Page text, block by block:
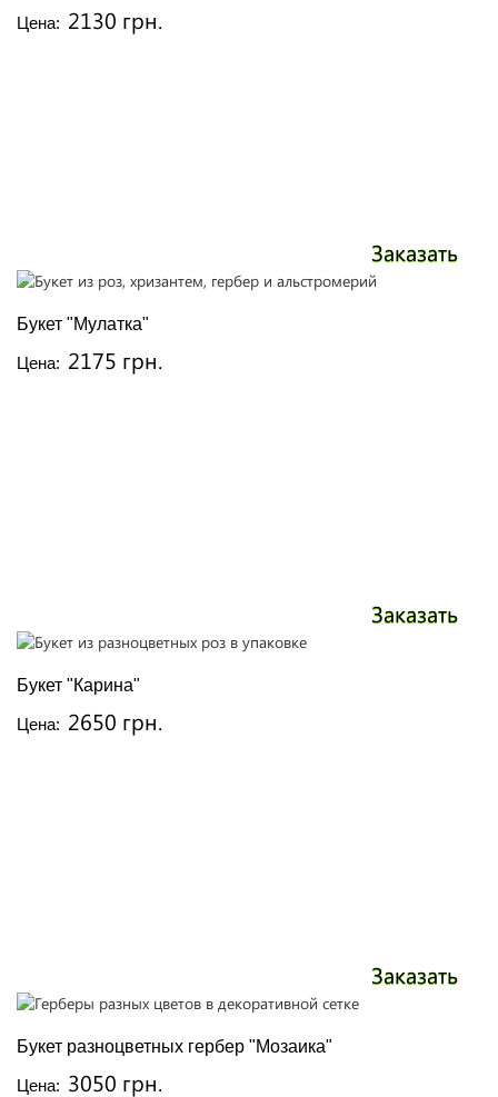
Цена: 2130 грн.
Заказать
Букет "Мулатка"
Цена: 2175 грн.
Заказать
Букет "Карина"
Цена: 2650 грн.
Заказать
Букет разноцветных гербер "Мозаика"
Цена: 3050 грн.